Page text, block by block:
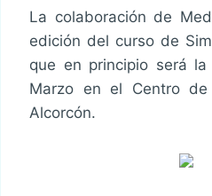
La colaboración de
edición del curso de
que en principio será
Marzo en el Centro de
Alcorcón.